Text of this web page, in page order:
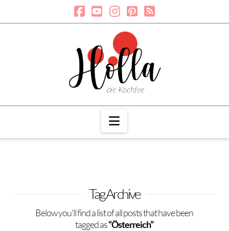
Navigation
Tag Archive
Below you'll find a list of all posts that have been
tagged as“Österreich”